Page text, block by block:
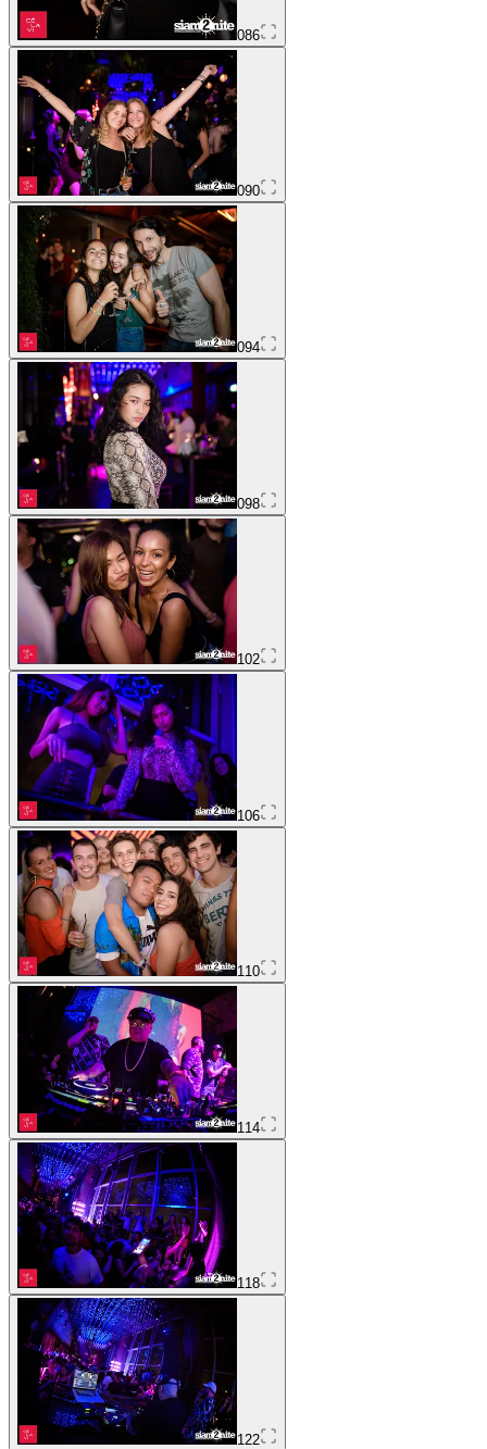
086
090
094
098
102
106
110
114
118
122